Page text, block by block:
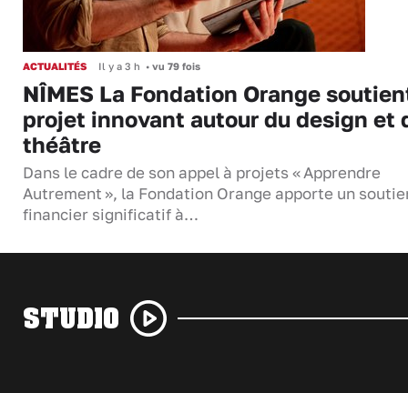
ACTUALITÉS Il y a 3 h • vu 79 fois
NÎMES La Fondation Orange
projet innovant autour du design et
théâtre
Dans le cadre de son appel à projets « Apprendre
Autrement », la Fondation Orange apporte un
financier significatif à…
STUDIO